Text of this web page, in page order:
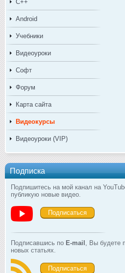
C++
Android
Учебники
Видеоуроки
Софт
Форум
Карта сайта
Видеокурсы
Видеоуроки (VIP)
Подписка
Подпишитесь на мой канал на
публикую новые видео.
Подписаться
Подписавшись по E-mail , Вы будете
новых статьях.
Подписаться